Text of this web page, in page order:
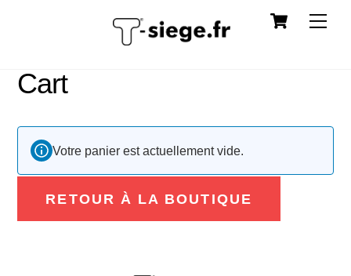
Cart
Votre panier est actuellement vide.
RETOUR À LA BOUTIQUE